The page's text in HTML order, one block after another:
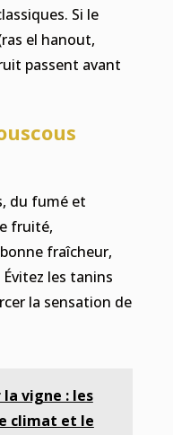
Si le
el hanout,
passent avant
du fumé et
fruité,
fraîcheur,
les tanins
la sensation de
vigne : les
climat et le